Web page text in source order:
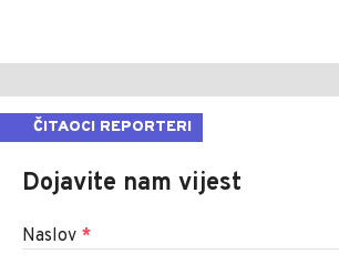
ČITAOCI REPORTERI
Dojavite nam vijest
Naslov *